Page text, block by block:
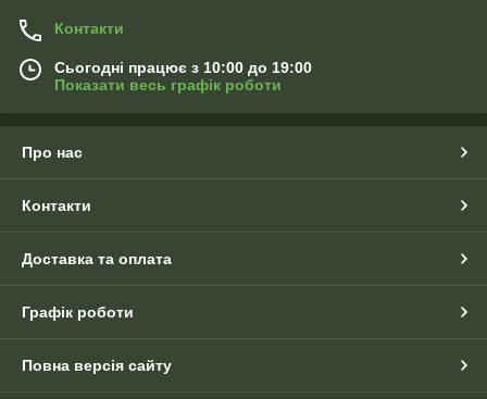
Контакти
Сьогодні працює з 10:00 до 19:00
Показати весь графік роботи
Про нас
Контакти
Доставка та оплата
Графік роботи
Повна версія сайту